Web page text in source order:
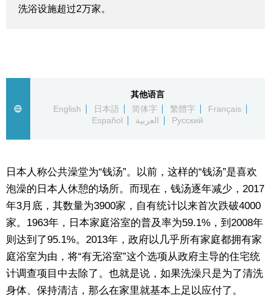
视觉日本
日本信息库
人物访谈
东京
编辑部通知
洗浴设施超过2万家。
其他语言
English
日本語 简体字 繁體字
Français
Español
العربية Русский
日本人称公共澡堂为“钱汤”。以前，这样的“钱汤”是喜欢
泡澡的日本人休憩的场所。而现在，钱汤逐年减少，2017
年3月底，其数量为3900家，自有统计以来首次跌破4000
家。1963年，日本家庭浴室的普及率为59.1%，到2008年
则达到了95.1%。2013年，政府以几乎所有家庭都拥有家
庭浴室为由，将“有无浴室”这个选项从政府主导的住宅统
计调查项目中去除了。也就是说，如果洗澡只是为了清洗
身体、保持清洁，那么在家里就基本上足以应付了。